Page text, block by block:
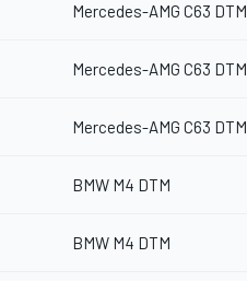
Mercedes-AMG C63 DTM
Mercedes-AMG C63 DTM
Mercedes-AMG C63 DTM
BMW M4 DTM
BMW M4 DTM